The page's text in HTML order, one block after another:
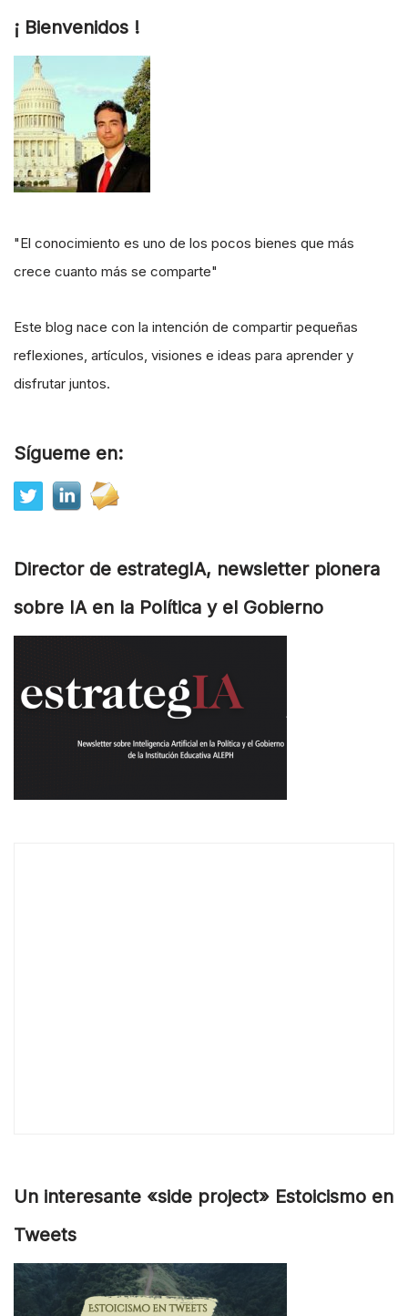
¡ Bienvenidos !
"El conocimiento es uno de los pocos bienes que más
crece cuanto más se comparte"
Este blog nace con la intención de compartir pequeñas
reflexiones, artículos, visiones e ideas para aprender y
disfrutar juntos.
Sígueme en:
Director de estrategIA, newsletter pionera
sobre IA en la Política y el Gobierno
Un interesante «side project» Estoicismo en
Tweets